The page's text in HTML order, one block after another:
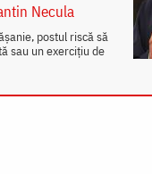
Necula
postul riscă să
sau un exercițiu de